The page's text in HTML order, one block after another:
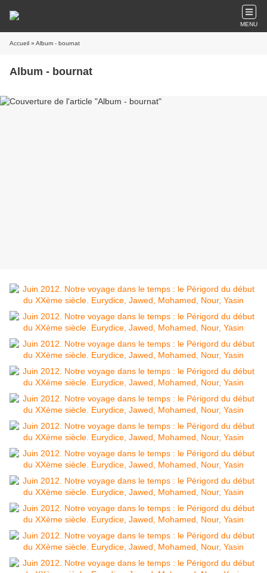
MENU
Accueil » Album - bournat
Album - bournat